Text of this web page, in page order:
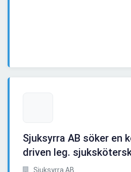
Sjuksyrra AB söker en
driven leg.
Sjuksyrra AB